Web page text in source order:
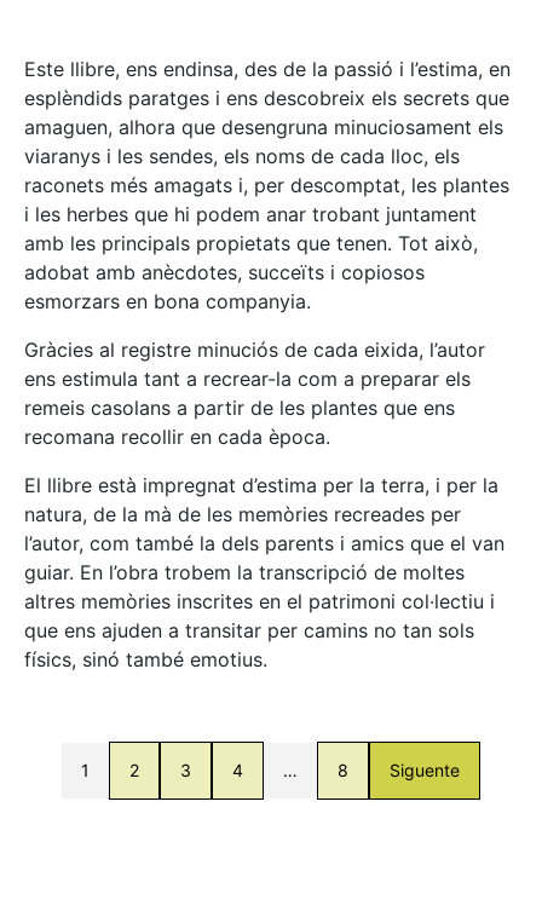
Este llibre, ens endinsa, des de la passió i l’estima, en
esplèndids paratges i ens descobreix els secrets que
amaguen, alhora que desengruna minuciosament els
viaranys i les sendes, els noms de cada lloc, els
raconets més amagats i, per descomptat, les plantes
i les herbes que hi podem anar trobant juntament
amb les principals propietats que tenen. Tot això,
adobat amb anècdotes, succeïts i copiosos
esmorzars en bona companyia.
Gràcies al registre minuciós de cada eixida, l’autor
ens estimula tant a recrear-la com a preparar els
remeis casolans a partir de les plantes que ens
recomana recollir en cada època.
El llibre està impregnat d’estima per la terra, i per la
natura, de la mà de les memòries recreades per
l’autor, com també la dels parents i amics que el van
guiar. En l’obra trobem la transcripció de moltes
altres memòries inscrites en el patrimoni col·lectiu i
que ens ajuden a transitar per camins no tan sols
físics, sinó també emotius.
1 2 3 4 … 8 Siguente